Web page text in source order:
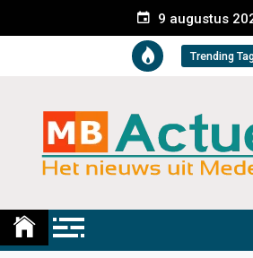
e
t
9 augustus
Trending
Medemblik